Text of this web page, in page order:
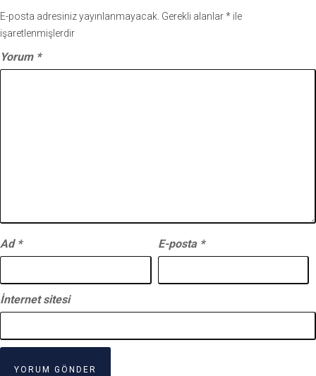
E-posta adresiniz yayınlanmayacak. Gerekli alanlar* ile
işaretlenmişlerdir
Yorum *
Ad * E-posta *
İnternet sitesi